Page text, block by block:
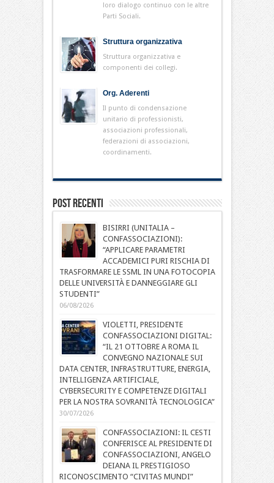
loro dialogo continuo con le altre
Parti Sociali.
Struttura organizzativa
Struttura organizzativa e
componenti dei collegi.
Org. Aderenti
Il punto di condensazione
unitario di professionisti,
associazioni professionali,
federazioni di associazioni,
coordinamenti.
Post Recenti
BISIRRI (UNITALIA –
CONFASSOCIAZIONI):
“APPLICARE PARAMETRI
ACCADEMICI PURI RISCHIA DI
TRASFORMARE LE SSML IN UNA FOTOCOPIA
DELLE UNIVERSITÀ E DANNEGGIARE GLI
STUDENTI”
06/08/2026
VIOLETTI, PRESIDENTE
CONFASSOCIAZIONI DIGITAL:
“IL 21 OTTOBRE A ROMA IL
CONVEGNO NAZIONALE SUI
DATA CENTER, INFRASTRUTTURE, ENERGIA,
INTELLIGENZA ARTIFICIALE,
CYBERSECURITY E COMPETENZE DIGITALI
PER LA NOSTRA SOVRANITÀ TECNOLOGICA”
30/07/2026
CONFASSOCIAZIONI: IL CESTI
CONFERISCE AL PRESIDENTE DI
CONFASSOCIAZIONI, ANGELO
DEIANA IL PRESTIGIOSO
RICONOSCIMENTO “CIVITAS MUNDI”